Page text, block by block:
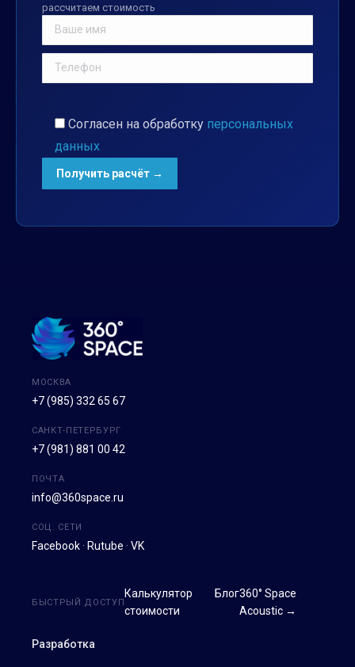
рассчитаем стоимость
Согласен на обработку персональных
данных
МОСКВА
+7 (985) 332 65 67
САНКТ-ПЕТЕРБУРГ
+7 (981) 881 00 42
ПОЧТА
info@360space.ru
СОЦ. СЕТИ
Facebook · Rutube · VK
Разработка
БЫСТРЫЙ ДОСТУП
Калькулятор
стоимости
Блог360° Space
Acoustic →